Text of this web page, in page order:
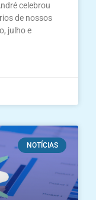
celebrou
de nossos
julho e
NOTÍCIAS